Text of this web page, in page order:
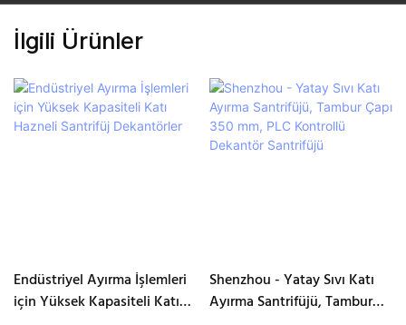
İlgili Ürünler
Endüstriyel Ayırma İşlemleri
için Yüksek Kapasiteli Katı
Shenzhou - Yatay Sıvı Katı
Ayırma Santrifüjü, Tambur